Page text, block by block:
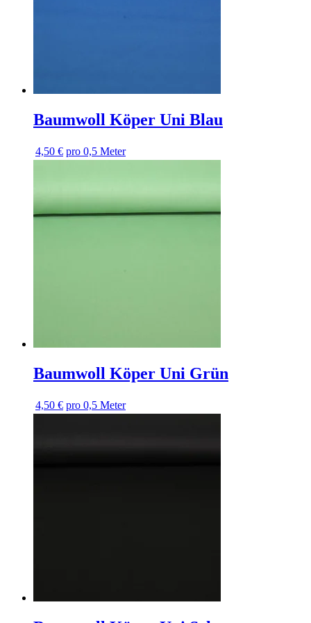
Baumwoll Köper Uni Blau
4,50 € pro 0,5 Meter
Baumwoll Köper Uni Grün
4,50 € pro 0,5 Meter